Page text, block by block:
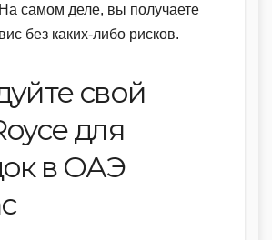
самом деле, вы получаете
без каких-либо рисков.
свой
для
в ОАЭ